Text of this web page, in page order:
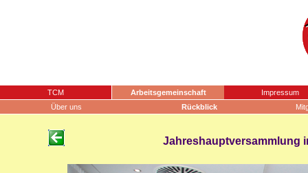
TCM Arbeitsgemeinschaft
Impressum
Über uns
Rückblick
Jahreshauptversammlung